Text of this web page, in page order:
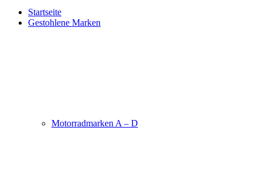
Startseite
Gestohlene Marken
Motorradmarken A – D